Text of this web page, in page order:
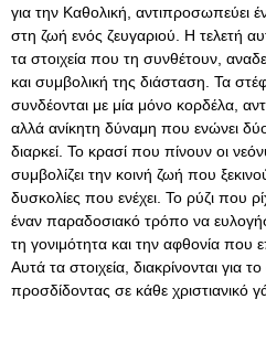
για την Καθολική, αντιπροσωπεύει
στη ζωή ενός ζευγαριού. Η τελετή
τα στοιχεία που τη συνθέτουν,
και συμβολική της διάσταση. Τα
συνδέονται με μία μόνο κορδέλα,
αλλά ανίκητη δύναμη που ενώνει
διαρκεί. Το κρασί που πίνουν οι
συμβολίζει την κοινή ζωή που
δυσκολίες που ενέχει. Το ρύζι που
έναν παραδοσιακό τρόπο να
τη γονιμότητα και την αφθονία που
Αυτά τα στοιχεία, διακρίνονται για
προσδίδοντας σε κάθε χριστιανικό